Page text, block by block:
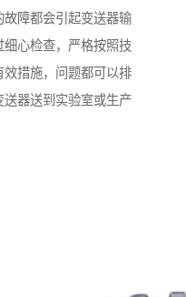
障都会引起变送器输
心检查，严格按照技
措施，问题都可以排
送器送到实验室或生产